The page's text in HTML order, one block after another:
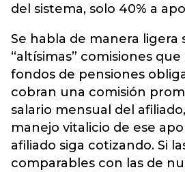
del sistema, solo 40% a
Se habla de manera ligera
“altísimas” comisiones
fondos de pensiones
cobran una comisión
salario mensual del
manejo vitalicio de ese
afiliado siga cotizando. Si
comparables con las de